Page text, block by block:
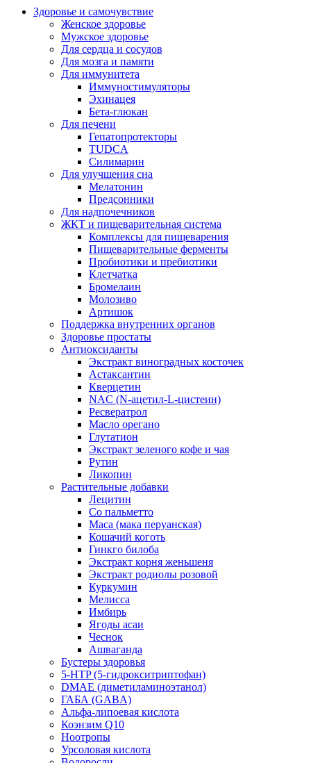
Здоровье и самочувствие
Женское здоровье
Мужское здоровье
Для сердца и сосудов
Для мозга и памяти
Для иммунитета
Иммуностимуляторы
Эхинацея
Бета-глюкан
Для печени
Гепатопротекторы
TUDCA
Силимарин
Для улучшения сна
Мелатонин
Предсонники
Для надпочечников
ЖКТ и пищеварительная система
Комплексы для пищеварения
Пищеварительные ферменты
Пробиотики и пребиотики
Клетчатка
Бромелаин
Молозиво
Артишок
Поддержка внутренних органов
Здоровье простаты
Антиоксиданты
Экстракт виноградных косточек
Астаксантин
Кверцетин
NAC (N-ацетил-L-цистеин)
Ресвератрол
Масло орегано
Глутатион
Экстракт зеленого кофе и чая
Рутин
Ликопин
Растительные добавки
Лецитин
Со пальметто
Maca (мака перуанская)
Кошачий коготь
Гинкго билоба
Экстракт корня женьшеня
Экстракт родиолы розовой
Куркумин
Мелисса
Имбирь
Ягоды асаи
Чеснок
Ашваганда
Бустеры здоровья
5-HTP (5-гидрокситриптофан)
DMAE (диметиламиноэтанол)
ГАБА (GABA)
Альфа-липоевая кислота
Коэнзим Q10
Ноотропы
Урсоловая кислота